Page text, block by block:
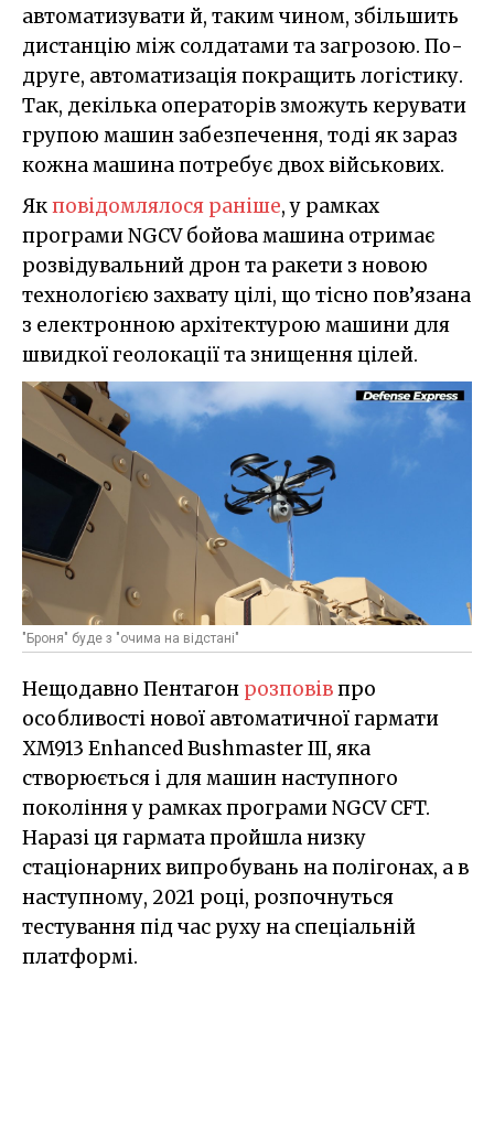
автоматизувати й, таким чином, збільшить
дистанцію між солдатами та загрозою. По-
друге, автоматизація покращить логістику.
Так, декілька операторів зможуть керувати
групою машин забезпечення, тоді як зараз
кожна машина потребує двох військових.
Якповідомлялося раніше, у рамках
програми NGCV бойова машина отримає
розвідувальний дрон та ракети з новою
технологією захвату цілі, що тісно пов’язана
з електронною архітектурою машини для
швидкої геолокації та знищення цілей.
"Броня" буде з "очима на відстані"
Нещодавно Пентагон розповівпро
особливості нової автоматичної гармати
XM913 Enhanced Bushmaster III, яка
створюється і для машин наступного
покоління у рамках програми NGCV CFT.
Наразі ця гармата пройшла низку
стаціонарних випробувань на полігонах, а в
наступному, 2021 році, розпочнуться
тестування під час руху на спеціальній
платформі.